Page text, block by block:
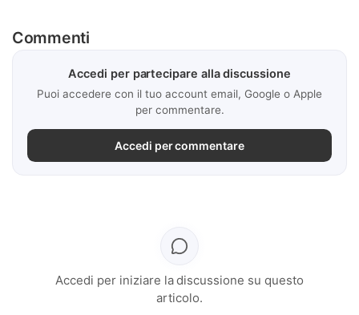
Commenti
Accedi per partecipare alla discussione
Puoi accedere con il tuo account email, Google o Apple
per commentare.
Accedi per commentare
Accedi per iniziare la discussione su questo
articolo.